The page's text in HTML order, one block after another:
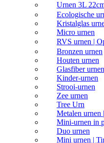
Urnen 3L
Ecologische
Kristalglas
Micro urnen
RVS urnen |
Bronzen urnen
Houten urnen
Glasfiber urnen
Kinder-urnen
Strooi-urnen
Zee urnen
Tree Urn
Metalen urnen
Mini-urnen in
Duo urnen
Mini urnen |